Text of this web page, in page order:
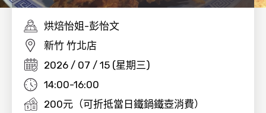
烘焙怡姐-彭怡文
新竹 竹北店
2026 / 07 / 15 (星期三)
14:00-16:00
200元（可折抵當日鐵鍋鐵壺消費）